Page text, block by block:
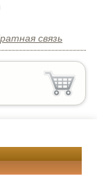
связь